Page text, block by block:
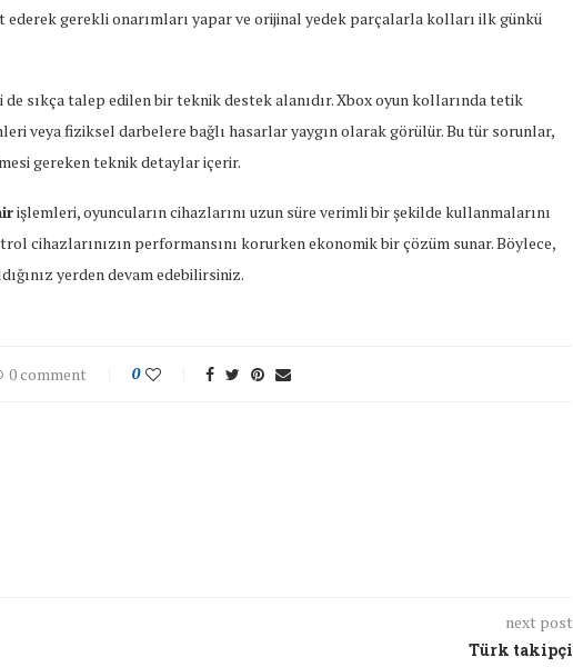
gerekli onarımları yapar ve orijinal yedek parçalarla kolları ilk günkü
sıkça talep edilen bir teknik destek alanıdır. Xbox oyun kollarında tetik
veya fiziksel darbelere bağlı hasarlar yaygın olarak görülür. Bu tür sorunlar,
gereken teknik detaylar içerir.
işlemleri, oyuncuların cihazlarını uzun süre verimli bir şekilde kullanmalarını
cihazlarınızın performansını korurken ekonomik bir çözüm sunar. Böylece,
yerden devam edebilirsiniz.
0 comment 0
next post
Türk takipçi